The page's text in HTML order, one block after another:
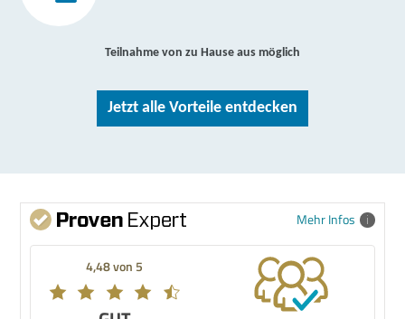
Teilnahme von zu Hause aus möglich
Jetzt alle Vorteile entdecken
Mehr Infos
4,48 von 5